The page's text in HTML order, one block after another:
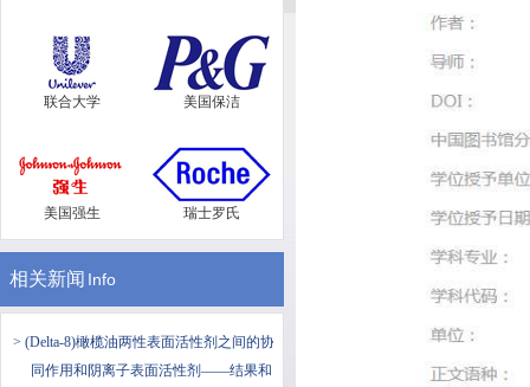
联合大学 美国保洁
美国强生 瑞士罗氏
相关新闻 Info
> (Delta-8)橄榄油两性表面活性剂之间的协
同作用和阴离子表面活性剂——结果和